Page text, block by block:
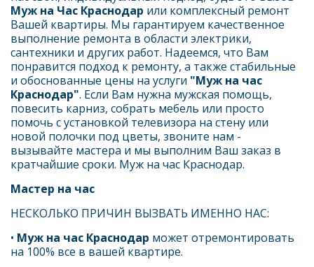
Муж на Час Краснодар или комплексный ремонт
Вашей квартиры. Мы гарантируем качественное
выполнение ремонта в области электрики,
сантехники и других работ. Надеемся, что Вам
понравится подход к ремонту, а также стабильные
и обоснованные цены на услуги "Муж на час
Краснодар". Если Вам нужна мужская помощь,
повесить карниз, собрать мебель или просто
помочь с установкой телевизора на стену или
новой полочки под цветы, звоните нам -
вызывайте мастера и мы выполним Ваш заказ в
кратчайшие сроки. Муж на час Краснодар.
Мастер на час
НЕСКОЛЬКО ПРИЧИН ВЫЗВАТЬ ИМЕННО НАС:
• Муж на час Краснодар может отремонтировать
на 100% все в вашей квартире.